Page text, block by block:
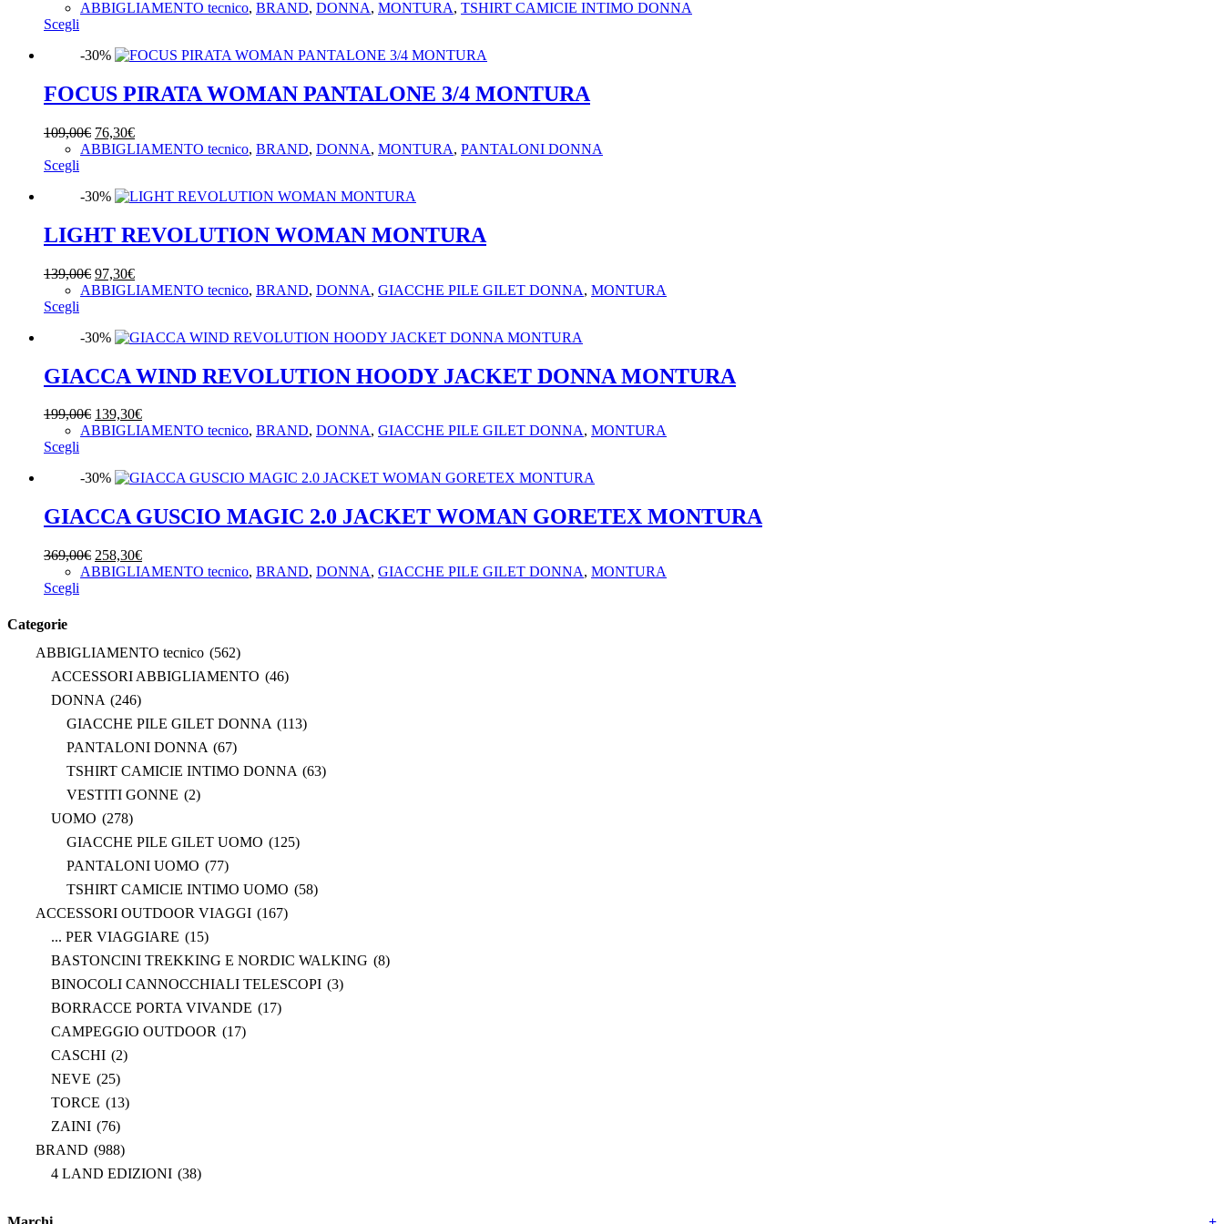
di
34,30€
49,00€
ABBIGLIAMENTO tecnico, BRAND, DONNA, MONTURA, TSHIRT CAMICIE INTIMO DONNA
Scegli
ha
varianti.
Le
possono
essere
scelte
pagina
prodotto
-30%
FOCUS PIRATA WOMAN PANTALONE 3/4 MONTURA
109,00€ Il
prezzo
109,00€.
76,30€Il
prezzo
76,30€.
ABBIGLIAMENTO tecnico, BRAND, DONNA, MONTURA, PANTALONI DONNA
Scegli
ha
varianti.
Le
possono
essere
scelte
pagina
prodotto
-30%
LIGHT REVOLUTION WOMAN MONTURA
139,00€ Il
prezzo
139,00€.
97,30€Il
prezzo
97,30€.
ABBIGLIAMENTO tecnico, BRAND, DONNA, GIACCHE PILE GILET DONNA, MONTURA
Scegli
ha
varianti.
Le
possono
essere
scelte
nella
pagina
prodotto
-30%
GIACCA WIND REVOLUTION HOODY JACKET DONNA MONTURA
199,00€ Il
prezzo
199,00€.
139,30€Il
prezzo
139,30€.
ABBIGLIAMENTO tecnico, BRAND, DONNA, GIACCHE PILE GILET DONNA, MONTURA
Scegli
ha
varianti.
Le
possono
essere
scelte
prodotto
-30%
GIACCA GUSCIO MAGIC 2.0 JACKET WOMAN GORETEX MONTURA
369,00€ Il
prezzo
258,30€Il
prezzo
ABBIGLIAMENTO tecnico, BRAND, DONNA, GIACCHE PILE GILET DONNA, MONTURA
Scegli
varianti.
Le
opzioni
possono
essere
nella
pagina
prodotto
Categorie
ABBIGLIAMENTO tecnico (562)
ACCESSORI ABBIGLIAMENTO (46)
DONNA (246)
GIACCHE PILE GILET DONNA (113)
PANTALONI DONNA (67)
TSHIRT CAMICIE INTIMO DONNA (63)
VESTITI GONNE (2)
UOMO (278)
GIACCHE PILE GILET UOMO (125)
PANTALONI UOMO (77)
TSHIRT CAMICIE INTIMO UOMO (58)
ACCESSORI OUTDOOR VIAGGI (167)
... PER VIAGGIARE (15)
BASTONCINI TREKKING E NORDIC WALKING (8)
BINOCOLI CANNOCCHIALI TELESCOPI (3)
BORRACCE PORTA VIVANDE (17)
CAMPEGGIO OUTDOOR (17)
CASCHI (2)
NEVE (25)
TORCE (13)
ZAINI (76)
BRAND (988)
4 LAND EDIZIONI (38)
BERTONI